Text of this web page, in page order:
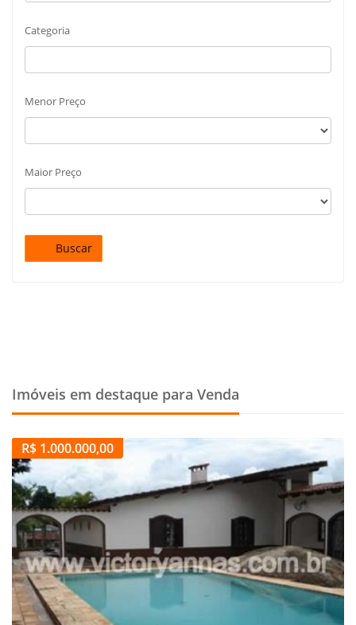
Categoria
Menor Preço
Maior Preço
Buscar
Imóveis em destaque para Venda
R$ 1.000.000,00